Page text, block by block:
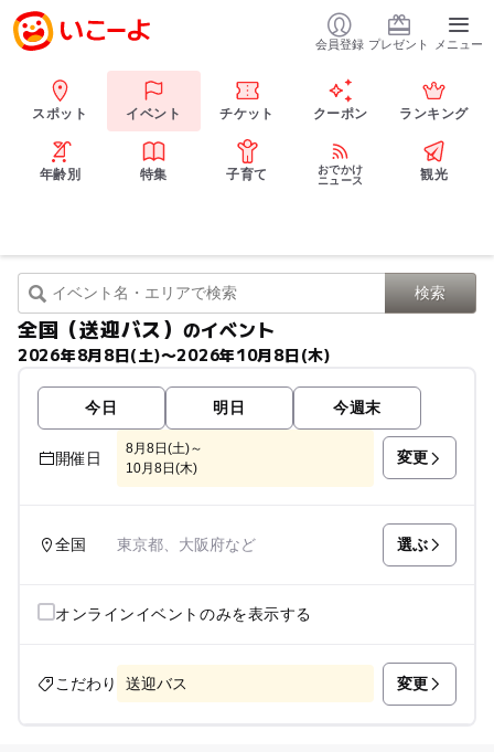
会員登録 プレゼント メニュー
スポット イベント チケット クーポン ランキング
年齢別 特集 子育て
おでかけ
ニュース
観光
全国（送迎バス） のイベント
2026年8月8日(土)〜2026年10月8日(木)
今日 明日 今週末
開催日
8月8日(土)～
10月8日(木)
変更
全国 東京都、大阪府など 選ぶ
オンラインイベントのみを表示する
こだわり 送迎バス 変更